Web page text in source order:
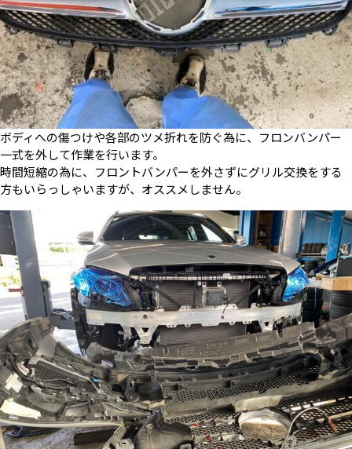
ボディへの傷つけや各部のツメ折れを防ぐ為に、フロンバンパー
一式を外して作業を行います。
時間短縮の為に、フロントバンパーを外さずにグリル交換をする
方もいらっしゃいますが、オススメしません。